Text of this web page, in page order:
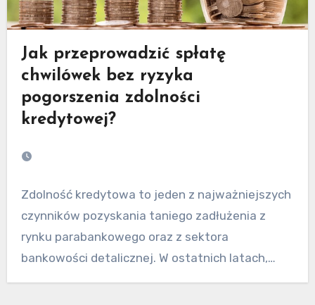
Jak przeprowadzić spłatę
chwilówek bez ryzyka
pogorszenia zdolności
kredytowej?
Zdolność kredytowa to jeden z najważniejszych
czynników pozyskania taniego zadłużenia z
rynku parabankowego oraz z sektora
bankowości detalicznej. W ostatnich latach,
według…